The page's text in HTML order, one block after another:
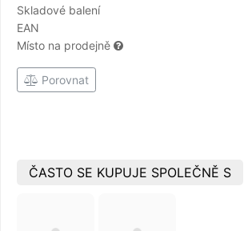
Skladové balení
EAN
Místo na prodejně
Porovnat
ČASTO SE KUPUJE SPOLEČNĚ S